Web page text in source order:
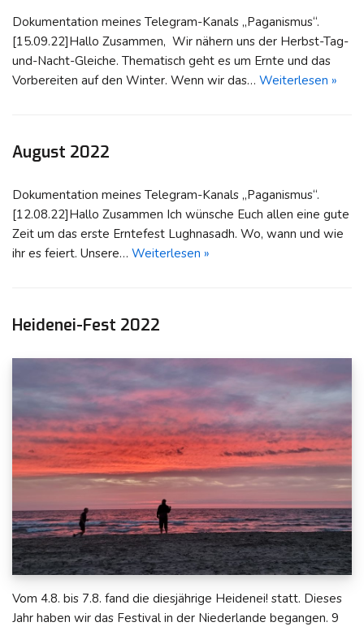
Dokumentation meines Telegram-Kanals „Paganismus“.
[15.09.22]Hallo Zusammen, Wir nähern uns der Herbst-Tag-
und-Nacht-Gleiche. Thematisch geht es um Ernte und das
Vorbereiten auf den Winter. Wenn wir das… Weiterlesen »
August 2022
Dokumentation meines Telegram-Kanals „Paganismus“.
[12.08.22]Hallo Zusammen Ich wünsche Euch allen eine gute
Zeit um das erste Erntefest Lughnasadh. Wo, wann und wie
ihr es feiert. Unsere… Weiterlesen »
Heidenei-Fest 2022
Vom 4.8. bis 7.8. fand die diesjährige Heidenei! statt. Dieses
Jahr haben wir das Festival in der Niederlande begangen. 9